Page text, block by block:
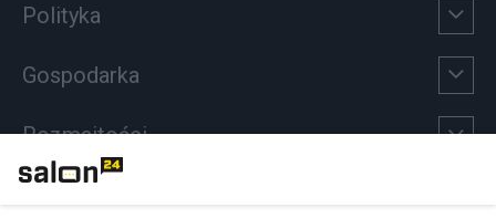
Polityka
Gospodarka
Rozmaitości